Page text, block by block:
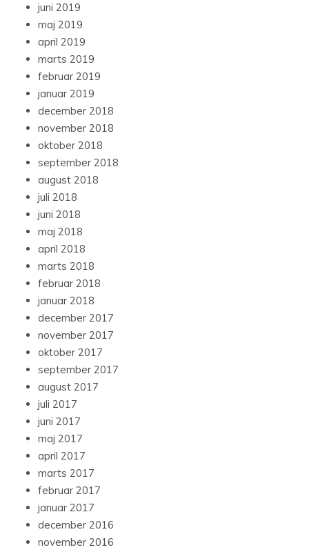
juni 2019
maj 2019
april 2019
marts 2019
februar 2019
januar 2019
december 2018
november 2018
oktober 2018
september 2018
august 2018
juli 2018
juni 2018
maj 2018
april 2018
marts 2018
februar 2018
januar 2018
december 2017
november 2017
oktober 2017
september 2017
august 2017
juli 2017
juni 2017
maj 2017
april 2017
marts 2017
februar 2017
januar 2017
december 2016
november 2016